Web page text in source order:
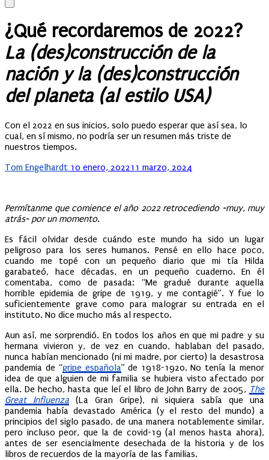
¿Qué recordaremos de 2022?
La (des)construcción de la
nación y la (des)construcción
del planeta (al estilo USA)
Con el 2022 en sus inicios, solo puedo esperar que así sea, lo
cual, en sí mismo, no podría ser un resumen más triste de
nuestros tiempos.
Tom Engelhardt Posted
10 enero, 202211 marzo, 2024
Permítanme que comience el año 2022 retrocediendo -muy, muy
atrás- por un momento.
Es fácil olvidar desde cuándo este mundo ha sido un lugar
peligroso para los seres humanos. Pensé en ello hace poco,
cuando me topé con un pequeño diario que mi tía Hilda
garabateó, hace décadas, en un pequeño cuaderno. En él
comentaba, como de pasada: “Me gradué durante aquella
horrible epidemia de gripe de 1919, y me contagié”. Y fue lo
suficientemente grave como para malograr su entrada en el
instituto. No dice mucho más al respecto.
Aun así, me sorprendió. En todos los años en que mi padre y su
hermana vivieron y, de vez en cuando, hablaban del pasado,
nunca habían mencionado (ni mi madre, por cierto) la desastrosa
pandemia de “gripe española” de 1918-1920. No tenía la menor
idea de que alguien de mi familia se hubiera visto afectado por
ella. De hecho, hasta que leí el libro de John Barry de 2005, The
Great Influenza (La Gran Gripe), ni siquiera sabía que una
pandemia había devastado América (y el resto del mundo) a
principios del siglo pasado, de una manera notablemente similar,
pero incluso peor, que la de covid-19 (al menos hasta ahora),
antes de ser esencialmente desechada de la historia y de los
libros de recuerdos de la mayoría de las familias.